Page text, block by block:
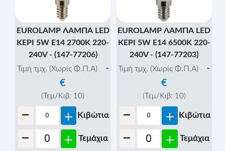
EUROLAMP ΛΑΜΠΑ LED
ΚΕΡΙ 5W Ε14 2700K 220-
240V - (147-77206)
Τιμή τμχ. (Χωρίς Φ.Π.Α)
-
€
(Τεμ/Κιβ: 10)
- + Κιβώτια
- + Τεμάχια
EUROLAMP ΛΑΜΠΑ LED
ΚΕΡΙ 5W Ε14 6500K 220-
240V - (147-77203)
Τιμή τμχ. (Χωρίς Φ.Π.Α)
-
€
(Τεμ/Κιβ: 10)
- + Κιβώτια
- + Τεμάχια